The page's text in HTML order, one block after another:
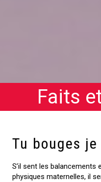
Faits
Tu bouges je
S’il sent les
physiques maternelles, il